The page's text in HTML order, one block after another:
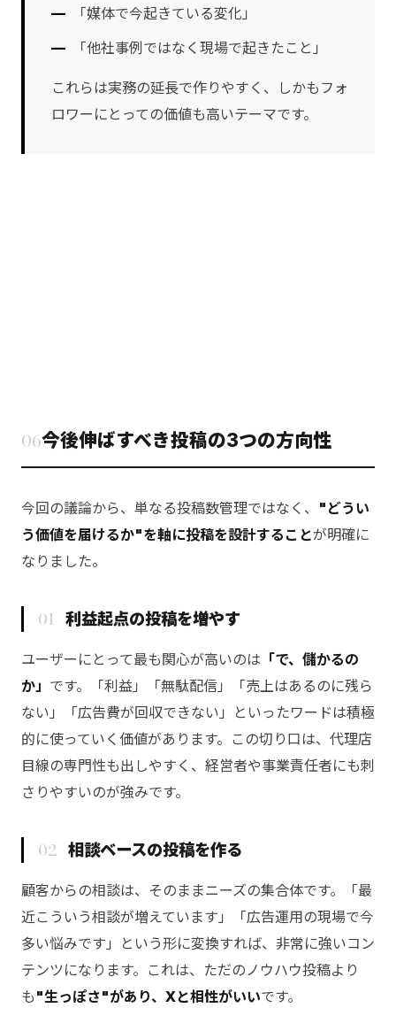
「媒体で今起きている変化」
「他社事例ではなく現場で起きたこと」
これらは実務の延長で作りやすく、しかもフォ
ロワーにとっての価値も高いテーマです。
06今後伸ばすべき投稿の3つの方向性
今回の議論から、単なる投稿数管理ではなく、 "どうい
う価値を届けるか"を軸に投稿を設計することが明確に
なりました。
01 利益起点の投稿を増やす
ユーザーにとって最も関心が高いのは 「で、儲かるの
か」 です。「利益」「無駄配信」「売上はあるのに残ら
ない」「広告費が回収できない」といったワードは積極
的に使っていく価値があります。この切り口は、代理店
目線の専門性も出しやすく、経営者や事業責任者にも刺
さりやすいのが強みです。
02 相談ベースの投稿を作る
顧客からの相談は、そのままニーズの集合体です。「最
近こういう相談が増えています」「広告運用の現場で今
多い悩みです」という形に変換すれば、非常に強いコン
テンツになります。これは、ただのノウハウ投稿より
も "生っぽさ"があり、Xと相性がいいです。